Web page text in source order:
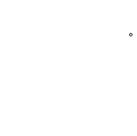
Centrum
Naziemna